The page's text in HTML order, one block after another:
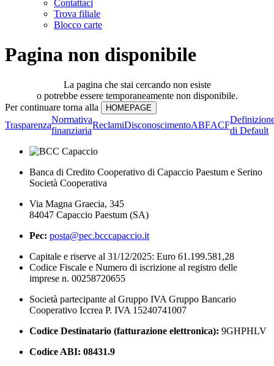
Contattaci
Trova filiale
Blocco carte
Pagina non disponibile
La pagina che stai cercando non esiste
o potrebbe essere temporaneamente non disponibile.
Per continuare torna alla
Trasparenza
Normativa
finanziaria
ReclamiDisconoscimentoABFACF
di Default
Banca di Credito Cooperativo di Capaccio Paestum e Serino
Società Cooperativa
Via Magna Graecia, 345
84047 Capaccio Paestum (SA)
Pec: posta@pec.bcccapaccio.it
Capitale e riserve al 31/12/2025: Euro 61.199.581,28
Codice Fiscale e Numero di iscrizione al registro delle
imprese n. 00258720655
Società partecipante al Gruppo IVA Gruppo Bancario
Cooperativo Iccrea P. IVA 15240741007
Codice Destinatario (fatturazione elettronica): 9GHPHLV
Codice ABI: 08431.9